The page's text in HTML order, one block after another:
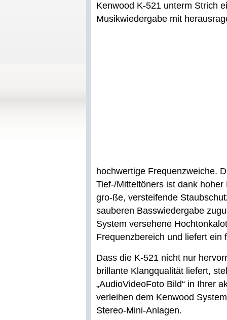
Kenwood K-521 unterm Strich
Musikwiedergabe mit
hochwertige Frequenzweiche.
Tief-/Mitteltöners ist dank
gro-ße, versteifende
sauberen Basswiedergabe
System versehene
Frequenzbereich und liefert ein
Dass die K-521 nicht nur
brillante Klangqualität liefert,
„AudioVideoFoto Bild“ in Ihrer
verleihen dem Kenwood
Stereo-Mini-Anlagen.